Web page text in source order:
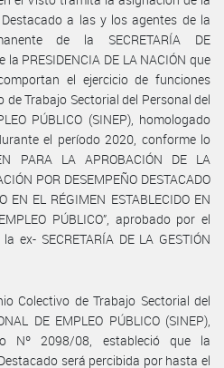
a las y los agentes de la
de la SECRETARÍA DE
la PRESIDENCIA DE LA NACIÓN que
el ejercicio de funciones
de Trabajo Sectorial del Personal del
PÚBLICO (SINEP), homologado
el período 2020, conforme lo
PARA LA APROBACIÓN DE LA
POR DESEMPEÑO DESTACADO
EN EL RÉGIMEN ESTABLECIDO EN
PÚBLICO”, aprobado por el
ex- SECRETARÍA DE LA GESTIÓN
Colectivo de Trabajo Sectorial del
DE EMPLEO PÚBLICO (SINEP),
Nº 2098/08, estableció que la
será percibida por hasta el